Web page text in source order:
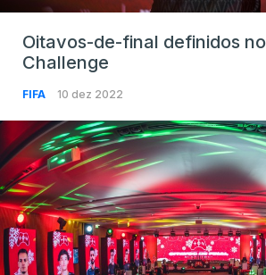
Oitavos-de-final definidos
Challenge
FIFA 10 dez 2022